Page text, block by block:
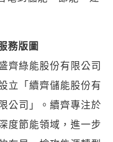
務版圖
齊綠能股份有限公司
立「續齊儲能股份有
公司」。續齊專注於
度節能領域，進一步